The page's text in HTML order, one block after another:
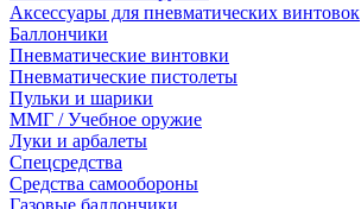
Аксессуары для пневматических винтовок
Баллончики
Пневматические винтовки
Пневматические пистолеты
Пульки и шарики
ММГ / Учебное оружие
Луки и арбалеты
Спецсредства
Средства самообороны
Газовые баллончики